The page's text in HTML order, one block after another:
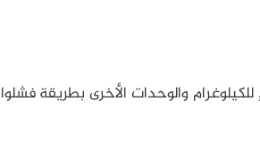
والوحدات الأخرى بطريقة فشلوا